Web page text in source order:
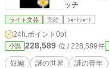
ッチ
ライト文芸 完結 ｼｮｰﾄｼｮｰﾄ
24h.ポイント 0pt
小説 228,589 位 / 228,589件
短編 謎の世界 謎の青年